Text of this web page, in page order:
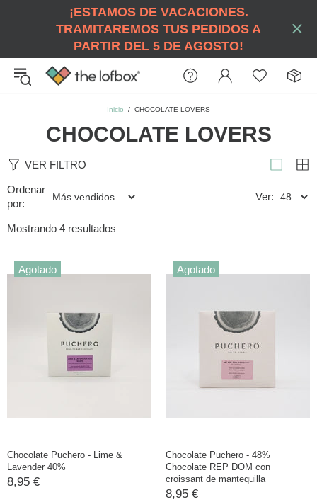
¡ESTAMOS DE VACACIONES.
TRAMITAREMOS TUS PEDIDOS A
PARTIR DEL 5 DE AGOSTO!
Inicio CHOCOLATE LOVERS
CHOCOLATE LOVERS
VER FILTRO
Ordenar
por:
Ver:
Mostrando 4 resultados
Agotado
Chocolate Puchero - Lime &
Lavender 40%
8,95 €
Agotado
Chocolate Puchero - 48%
Chocolate REP DOM con
croissant de mantequilla
8,95 €